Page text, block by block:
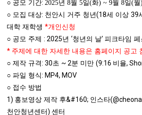
○ 공모 기간: 2025년8월5일(화) ~ 9월8일(월)
○ 모집 대상: 천안시 거주 청년(18세 이상39
대학 재학생*개인신청
○ 공모 주제: 2025년‘청년의 날’피크타임 페
* 주제에 대한 자세한 내용은 홈페이지 공고
○제작 규격: 30초 ~ 2분 미만(9:16 비율,
○파일 형식: MP4, MOV
○ 접수 방법
1) 홍보영상 제작 후&#160; 인스타
천안청년센터 )센터